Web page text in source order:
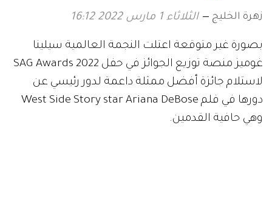
زهرة الخليج الثلاثاء 1 مارس 2022 16:12
بصورة غير متوقعة اعتلت النجمة العالمية سيلينا
غوميز منصة توزيع الجوائز في حفل SAG Awards 2022
لاستلام جائزة أفضل ممثلة داعمة لدور رئيسي عن
دورها في فلم West Side Story star Ariana DeBose
وهي حافية القدمين.